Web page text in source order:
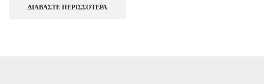
ΔΙΑΒΆΣΤΕ ΠΕΡΙΣΣΌΤΕΡΑ